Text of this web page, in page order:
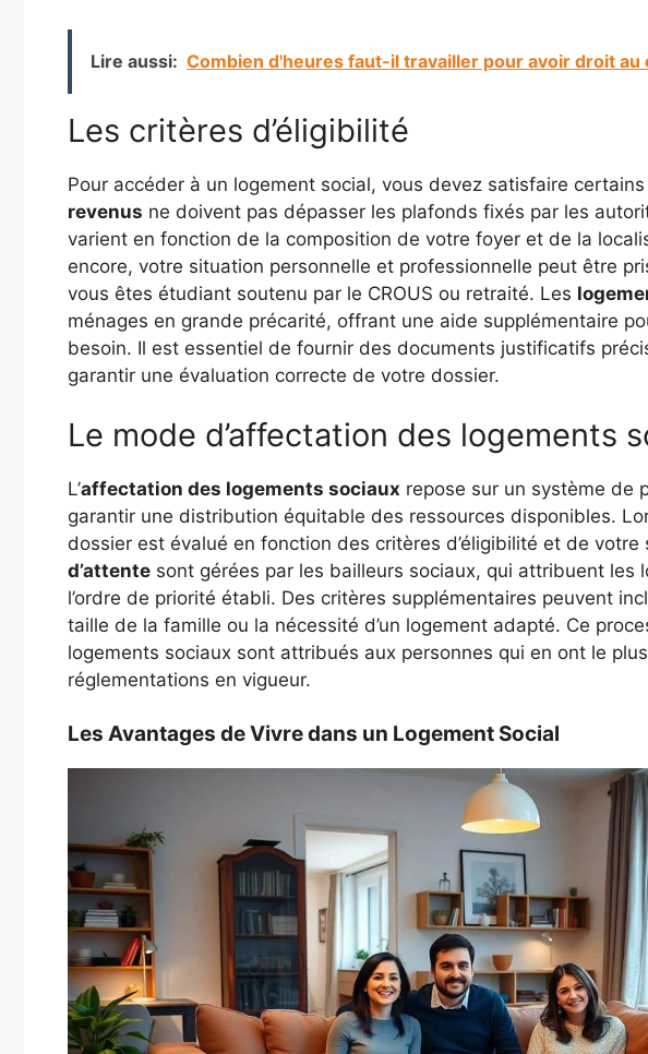
Lire aussi: Combien d'heures faut-il travailler pour avoir droit au
Les critères d’éligibilité
Pour accéder à un logement social, vous devez satisfaire certains
revenus ne doivent pas dépasser les plafonds fixés par les
varient en fonction de la composition de votre foyer et de la
encore, votre situation personnelle et professionnelle peut être
vous êtes étudiant soutenu par le CROUS ou retraité. Les
ménages en grande précarité, offrant une aide supplémentaire
besoin. Il est essentiel de fournir des documents justificatifs
garantir une évaluation correcte de votre dossier.
Le mode d’affectation des logements
L’affectation des logements sociaux repose sur un système de
garantir une distribution équitable des ressources disponibles.
dossier est évalué en fonction des critères d’éligibilité et de
d’attente sont gérées par les bailleurs sociaux, qui attribuent les
l’ordre de priorité établi. Des critères supplémentaires peuvent
taille de la famille ou la nécessité d’un logement adapté. Ce
logements sociaux sont attribués aux personnes qui en ont le
réglementations en vigueur.
Les Avantages de Vivre dans un Logement Social